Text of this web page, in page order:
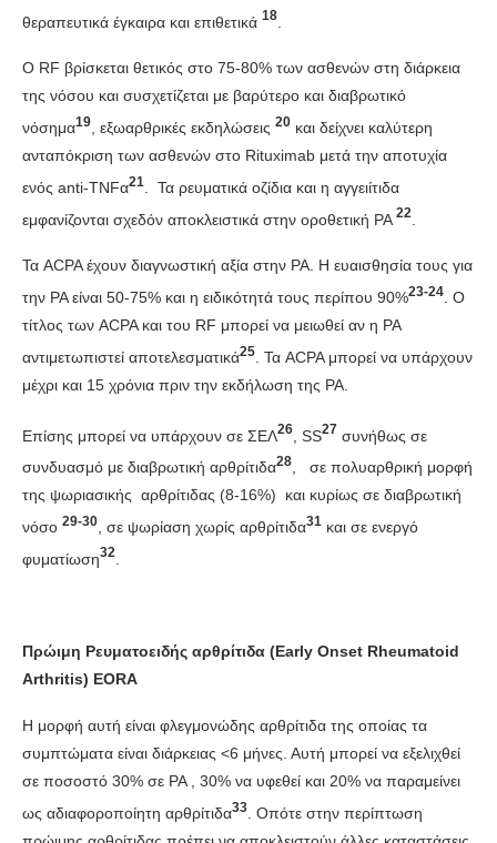
θεραπευτικά έγκαιρα και επιθετικά 18
Ο RF βρίσκεται θετικός στο 75-80% των ασθενών στη διάρκεια
της νόσου και συσχετίζεται με βαρύτερο και διαβρωτικό
νόσημα19 , εξωαρθρικές εκδηλώσεις 20 και δείχνει καλύτερη
ανταπόκριση των ασθενών στο Rituximab μετά την αποτυχία
ενός anti-TNFα21
. Τα ρευματικά οζίδια και η αγγειίτιδα
εμφανίζονται σχεδόν αποκλειστικά στην οροθετική ΡΑ 22
Τα ACPA έχουν διαγνωστική αξία στην ΡΑ. Η ευαισθησία τους για
την ΡΑ είναι 50-75% και η ειδικότητά τους περίπου 90%23-24
. Ο
τίτλος των ACPA και του RF μπορεί να μειωθεί αν η ΡΑ
αντιμετωπιστεί αποτελεσματικά25
. Τα ACPA μπορεί να υπάρχουν
μέχρι και 15 χρόνια πριν την εκδήλωση της ΡΑ.
Επίσης μπορεί να υπάρχουν σε ΣΕΛ26 , SS27 συνήθως σε
συνδυασμό με διαβρωτική αρθρίτιδα28
, σε πολυαρθρική μορφή
της ψωριασικής αρθρίτιδας (8-16%) και κυρίως σε διαβρωτική
νόσο 29-30 , σε ψωρίαση χωρίς αρθρίτιδα31 και σε ενεργό
φυματίωση32
Πρώιμη Ρευματοειδής αρθρίτιδα (Early Onset Rheumatoid
Arthritis) EORA
Η μορφή αυτή είναι φλεγμονώδης αρθρίτιδα της οποίας τα
συμπτώματα είναι διάρκειας <6 μήνες. Αυτή μπορεί να εξελιχθεί
σε ποσοστό 30% σε ΡΑ , 30% να υφεθεί και 20% να παραμείνει
ως αδιαφοροποίητη αρθρίτιδα33
. Οπότε στην περίπτωση